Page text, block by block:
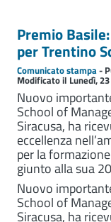
Premio
per Trentino
Comunicato stampa-
Modificato il Lunedì,
Nuovo
School of
Siracusa, ha
eccellenza
per la
giunto alla sua
Nuovo
School of
Siracusa, ha